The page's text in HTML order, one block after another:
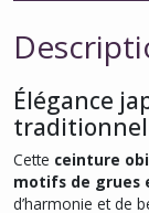
Élégance
Cette ceinture
motifs de grues
d’harmonie et de